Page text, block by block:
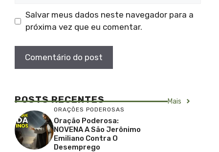
Salvar meus dados neste navegador para a
próxima vez que eu comentar.
POSTS RECENTES Mais
ORAÇÕES PODEROSAS
Oração Poderosa:
NOVENA A São Jerônimo
Emiliano Contra O
Desemprego